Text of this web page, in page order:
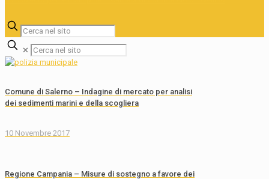
✕
Comune di Salerno – Indagine di mercato per analisi
dei sedimenti marini e della scogliera
10 Novembre 2017
Regione Campania – Misure di sostegno a favore dei